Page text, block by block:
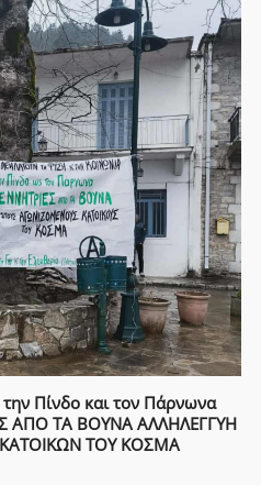
Πίνδο και τον Πάρνωνα
ΑΠΟ ΤΑ ΒΟΥΝΑ ΑΛΛΗΛΕΓΓΥΗ
ΤΟΥ ΚΟΣΜΑ